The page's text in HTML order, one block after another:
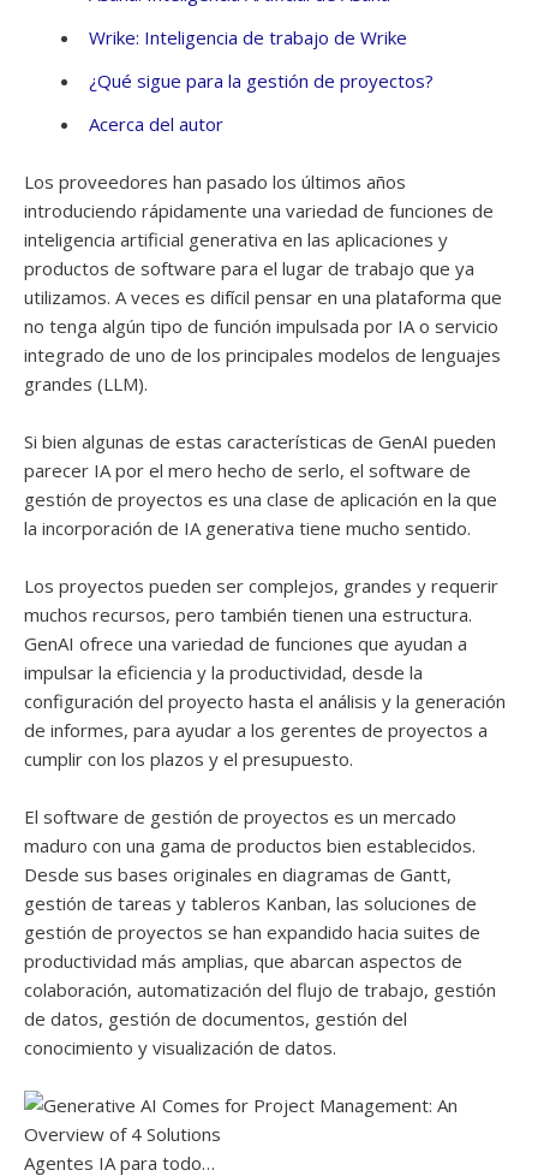
Wrike: Inteligencia de trabajo de Wrike
¿Qué sigue para la gestión de proyectos?
Acerca del autor
Los proveedores han pasado los últimos años
introduciendo rápidamente una variedad de funciones de
inteligencia artificial generativa en las aplicaciones y
productos de software para el lugar de trabajo que ya
utilizamos. A veces es difícil pensar en una plataforma que
no tenga algún tipo de función impulsada por IA o servicio
integrado de uno de los principales modelos de lenguajes
grandes (LLM).
Si bien algunas de estas características de GenAI pueden
parecer IA por el mero hecho de serlo, el software de
gestión de proyectos es una clase de aplicación en la que
la incorporación de IA generativa tiene mucho sentido.
Los proyectos pueden ser complejos, grandes y requerir
muchos recursos, pero también tienen una estructura.
GenAI ofrece una variedad de funciones que ayudan a
impulsar la eficiencia y la productividad, desde la
configuración del proyecto hasta el análisis y la generación
de informes, para ayudar a los gerentes de proyectos a
cumplir con los plazos y el presupuesto.
El software de gestión de proyectos es un mercado
maduro con una gama de productos bien establecidos.
Desde sus bases originales en diagramas de Gantt,
gestión de tareas y tableros Kanban, las soluciones de
gestión de proyectos se han expandido hacia suites de
productividad más amplias, que abarcan aspectos de
colaboración, automatización del flujo de trabajo, gestión
de datos, gestión de documentos, gestión del
conocimiento y visualización de datos.
Agentes IA para todo…